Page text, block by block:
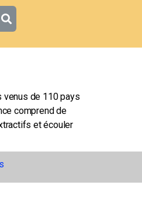
venus de 110 pays
comprend de
et écouler